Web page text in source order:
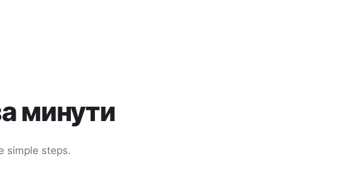
минути
simple steps.